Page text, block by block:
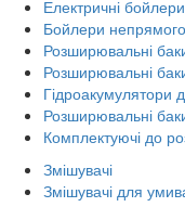
Електричні бойлери
Бойлери непрямого
Розширювальні
Розширювальні
Гідроакумулятори
Розширювальні
Комплектуючі до
Змішувачі
Змішувачі для